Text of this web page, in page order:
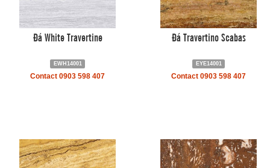
Đá White Travertine
EWH14001
Contact 0903 598 407
Đá Travertino Scabas
EYE14001
Contact 0903 598 407